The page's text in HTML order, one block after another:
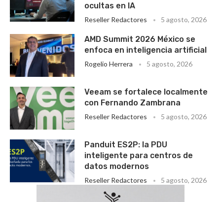
ocultas en IA
Reseller Redactores 5 agosto, 2026
AMD Summit 2026 México se
enfoca en inteligencia artificial
Rogelio Herrera 5 agosto, 2026
Veeam se fortalece localmente
con Fernando Zambrana
Reseller Redactores 5 agosto, 2026
Panduit ES2P: la PDU
inteligente para centros de
datos modernos
Reseller Redactores 5 agosto, 2026